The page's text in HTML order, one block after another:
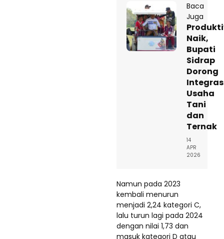
Baca
Juga
Naik,
Bupati
Sidrap
Dorong
Usaha
Tani
dan
Ternak
14
APR
2026
Namun pada 2023
kembali menurun
menjadi 2,24 kategori C,
lalu turun lagi pada 2024
dengan nilai 1,73 dan
masuk kategori D atau